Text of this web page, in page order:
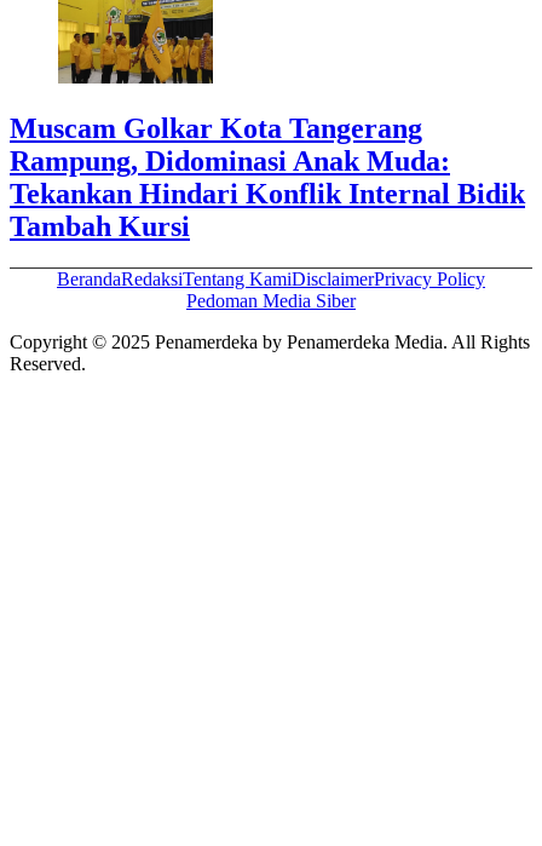
Muscam Golkar Kota Tangerang
Rampung, Didominasi Anak Muda:
Tekankan Hindari Konflik Internal Bidik
Tambah Kursi
BerandaRedaksiTentang KamiDisclaimerPrivacy Policy
Pedoman Media Siber
Copyright © 2025 Penamerdeka by Penamerdeka Media. All Rights
Reserved.